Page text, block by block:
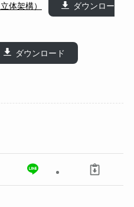
体架構）
ダウンロー
ダウンロード